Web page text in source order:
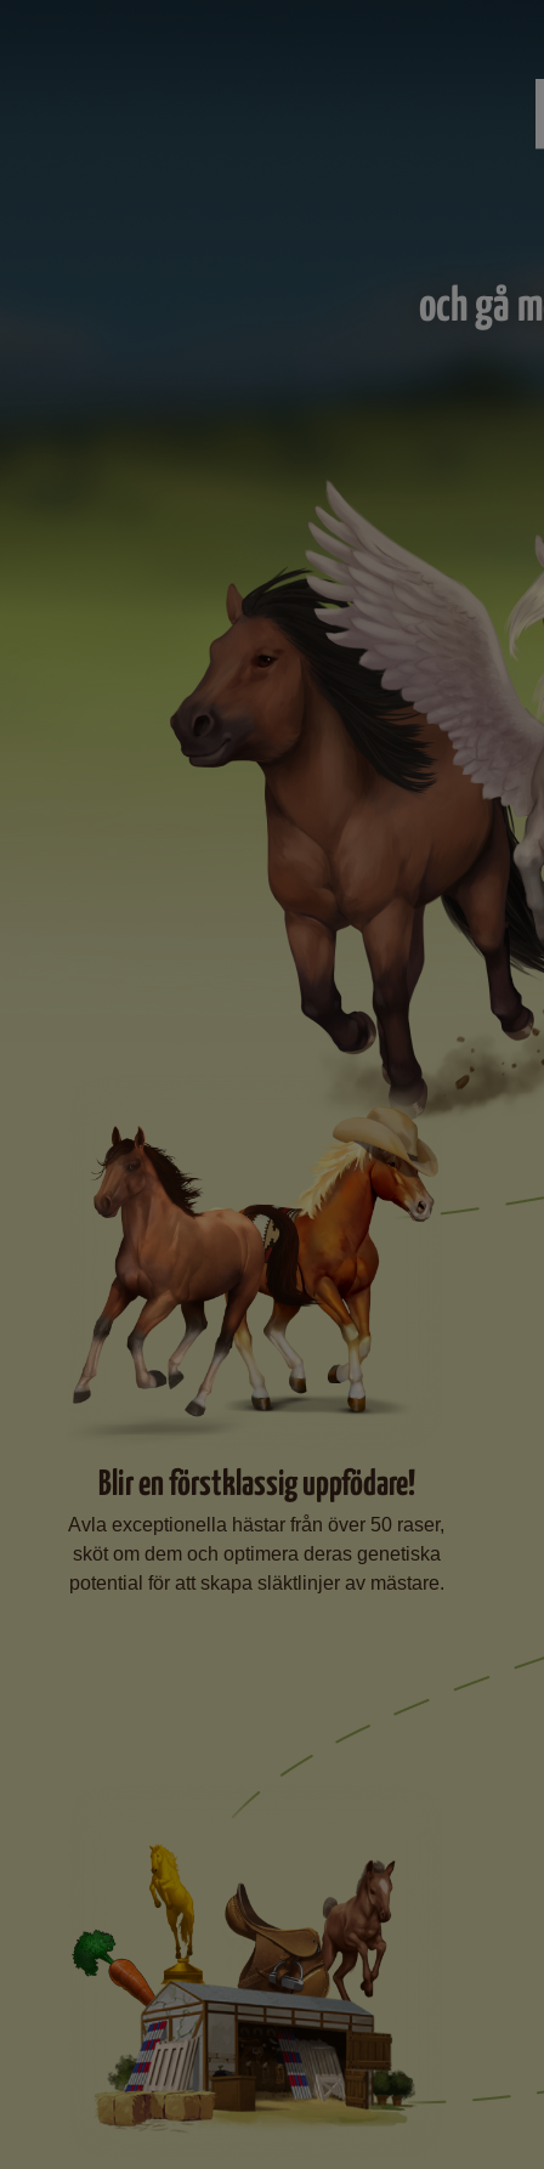
och gå
Blir en förstklassig uppfödare!
Avla exceptionella hästar från över 50 raser,
sköt om dem och optimera deras genetiska
potential för att skapa släktlinjer av mästare.